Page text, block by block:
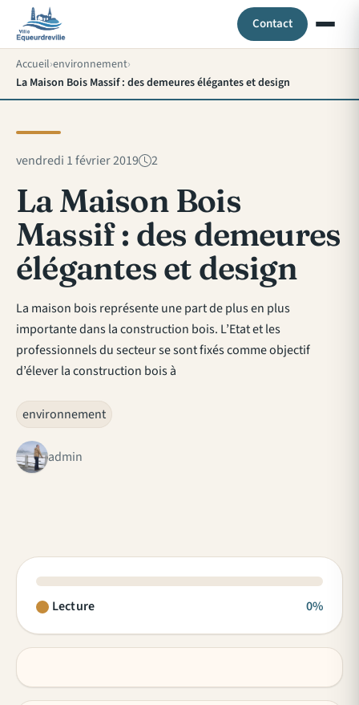
Contact
Accueil environnement
La Maison Bois Massif : des demeures élégantes et design
vendredi 1 février 2019 2
La Maison Bois
Massif : des demeures
élégantes et design
La maison bois représente une part de plus en plus
importante dans la construction bois. L’Etat et les
professionnels du secteur se sont fixés comme objectif
d’élever la construction bois à
environnement
admin
Lecture 0%